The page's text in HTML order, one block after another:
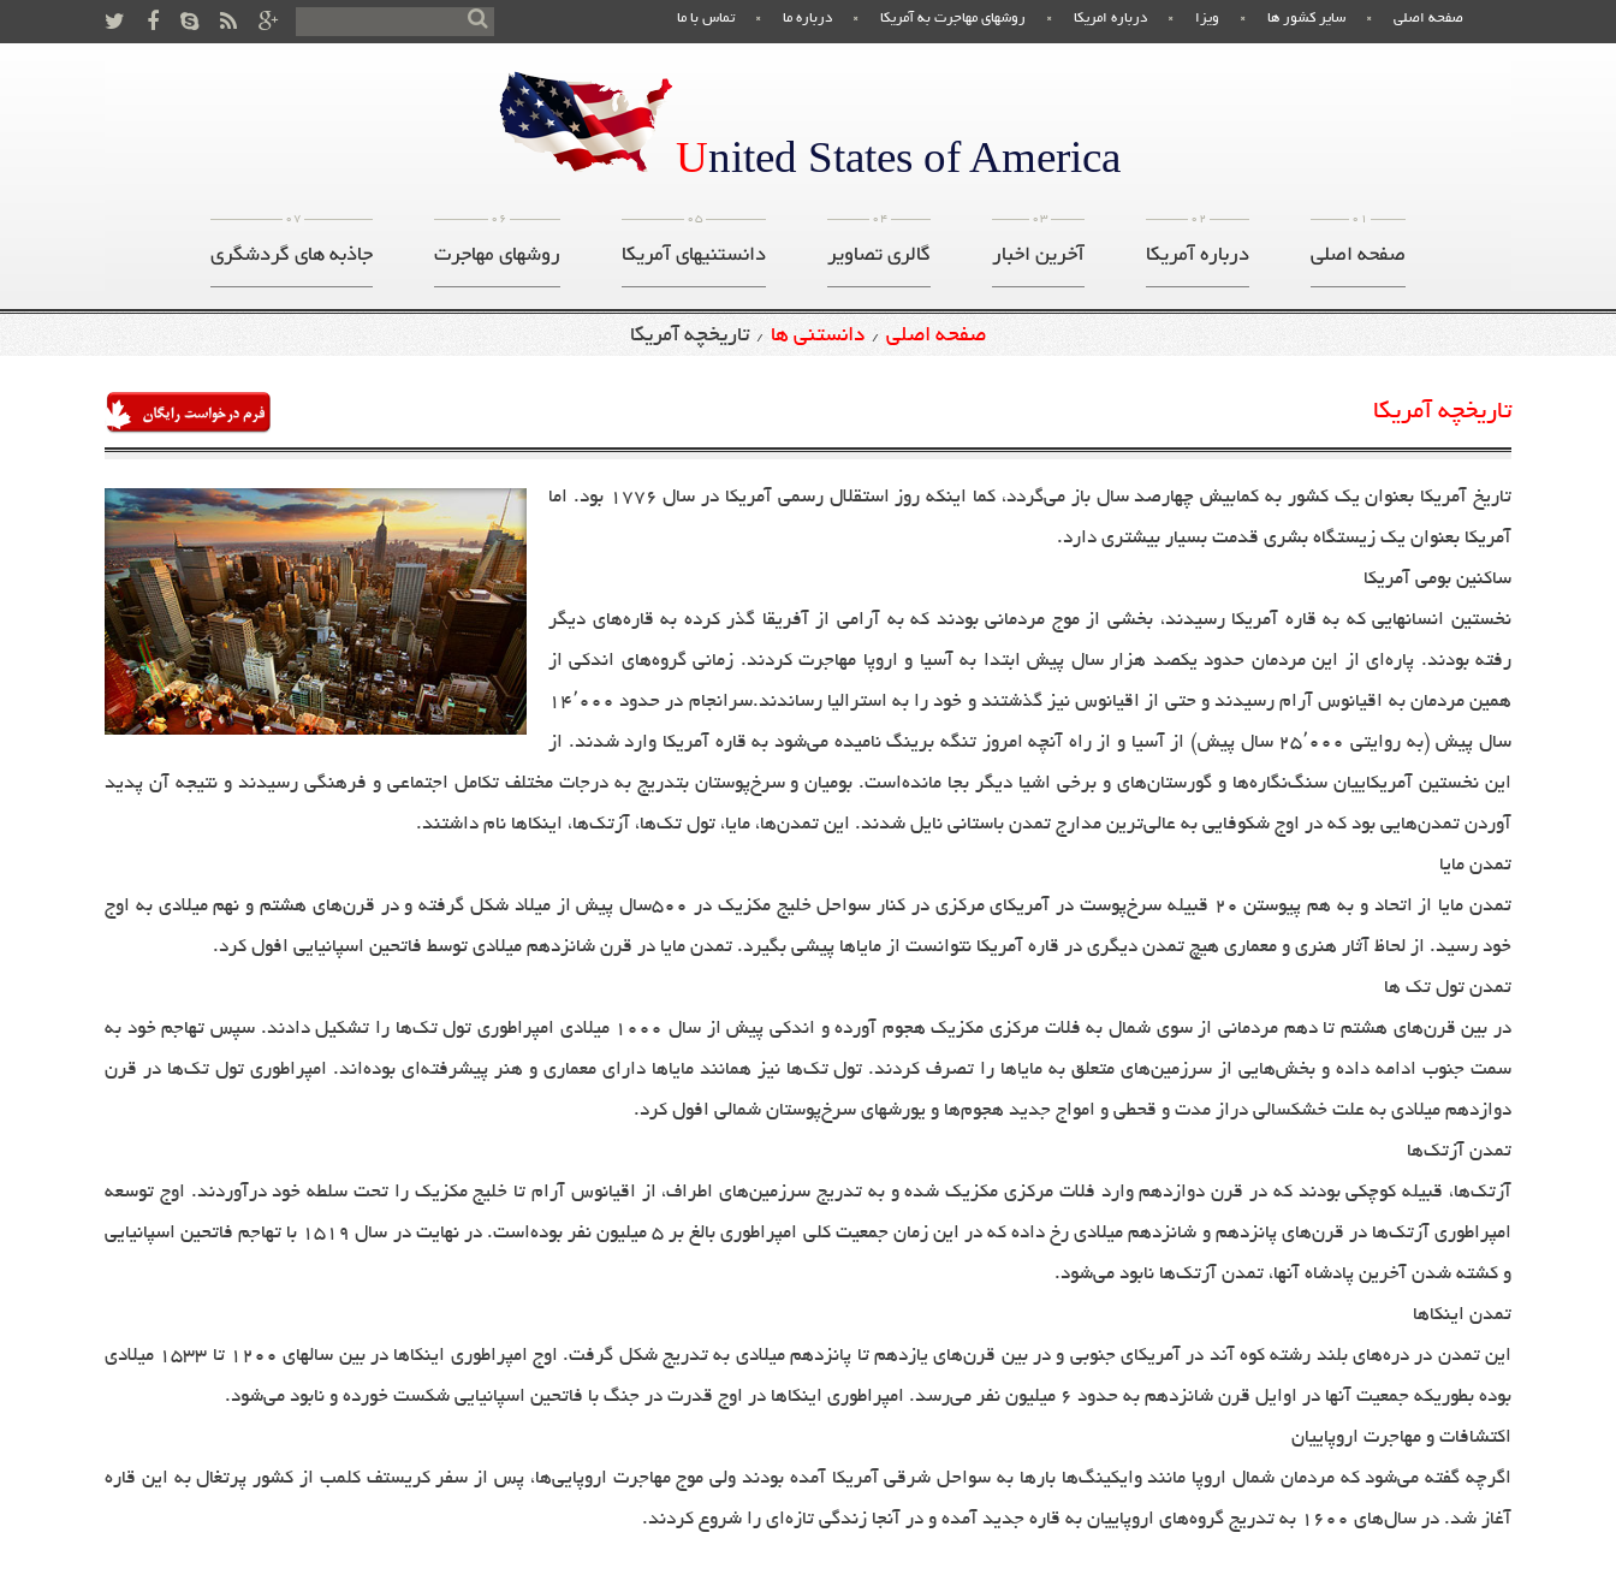
تماس با ما درباره ما روشهای مهاجرت به آمریکا درباره امریکا ویزا سایر کشور ها صفحه اصلی
United States of America
07
جاذبه های گردشگری
06
روشهای مهاجرت
05
دانستنیهای آمریکا
04
گالری تصاویر
03
آخرین اخبار
02
درباره آمریکا
01
صفحه اصلی
صفحه اصلی / دانستنی ها / تاریخچه آمریکا
تاریخچه آمریکا
تاریخ آمریکا بعنوان یک کشور به کمابیش چهارصد سال باز می‌گردد، کما اینکه روز استقلال رسمی آمریکا در سال ۱۷۷۶ بود. اما
آمریکا بعنوان یک زیستگاه بشری قدمت بسیار بیشتری دارد.
ساکنین بومی آمریکا
نخستین انسانهایی که به قاره آمریکا رسیدند، بخشی از موج مردمانی بودند که به آرامی از آفریقا گذر کرده به قاره‌های دیگر
رفته بودند. پاره‌ای از این مردمان حدود یکصد هزار سال پیش ابتدا به آسیا و اروپا مهاجرت کردند. زمانی گروه‌های اندکی از
همین مردمان به اقیانوس آرام رسیدند و حتی از اقیانوس نیز گذشتند و خود را به استرالیا رساندند.سرانجام در حدود ۱۴٬۰۰۰
سال پیش (به روایتی ۲۵٬۰۰۰ سال پیش) از آسیا و از راه آنچه امروز تنگه برینگ نامیده می‌شود به قاره آمریکا وارد شدند. از
این نخستین آمریکاییان سنگ‌نگاره‌ها و گورستان‌های و برخی اشیا دیگر بجا مانده‌است. بومیان و سرخ‌پوستان بتدریج به درجات مختلف تکامل اجتماعی و فرهنگی رسیدند و نتیجه آن پدید
آوردن تمدن‌هایی بود که در اوج شکوفایی به عالی‌ترین مدارج تمدن باستانی نایل شدند. این تمدن‌ها، مایا، تول تک‌ها، آزتک‌ها، اینکاها نام داشتند.
تمدن مایا
تمدن مایا از اتحاد و به هم پیوستن ۲۰ قبیله سرخ‌پوست در آمریکای مرکزی در کنار سواحل خلیج مکزیک در ۵۰۰سال پیش از میلاد شکل گرفته و در قرن‌های هشتم و نهم میلادی به اوج
خود رسید. از لحاظ آثار هنری و معماری هیچ تمدن دیگری در قاره آمریکا نتوانست از مایاها پیشی بگیرد. تمدن مایا در قرن شانزدهم میلادی توسط فاتحین اسپانیایی افول کرد.
تمدن تول تک ها
در بین قرن‌های هشتم تا دهم مردمانی از سوی شمال به فلات مرکزی مکزیک هجوم آورده و اندکی پیش از سال ۱۰۰۰ میلادی امپراطوری تول تک‌ها را تشکیل دادند. سپس تهاجم خود به
سمت جنوب ادامه داده و بخش‌هایی از سرزمین‌های متعلق به مایاها را تصرف کردند. تول تک‌ها نیز همانند مایاها دارای معماری و هنر پیشرفته‌ای بوده‌اند. امپراطوری تول تک‌ها در قرن
دوازدهم میلادی به علت خشکسالی دراز مدت و قحطی و امواج جدید هجوم‌ها و یورشهای سرخ‌پوستان شمالی افول کرد.
تمدن آزتک‌ها
آزتک‌ها، قبیله کوچکی بودند که در قرن دوازدهم وارد فلات مرکزی مکزیک شده و به تدریج سرزمین‌های اطراف، از اقیانوس آرام تا خلیج مکزیک را تحت سلطه خود درآوردند. اوج توسعه
امپراطوری آزتک‌ها در قرن‌های پانزدهم و شانزدهم میلادی رخ داده که در این زمان جمعیت کلی امپراطوری بالغ بر ۵ میلیون نفر بوده‌است. در نهایت در سال ۱۵۱۹ با تهاجم فاتحین اسپانیایی
و کشته شدن آخرین پادشاه آنها، تمدن آزتک‌ها نابود می‌شود.
تمدن اینکاها
این تمدن در دره‌های بلند رشته کوه آند در آمریکای جنوبی و در بین قرن‌های یازدهم تا پانزدهم میلادی به تدریج شکل گرفت. اوج امپراطوری اینکاها در بین سالهای ۱۲۰۰ تا ۱۵۳۳ میلادی
بوده بطوریکه جمعیت آنها در اوایل قرن شانزدهم به حدود ۶ میلیون نفر می‌رسد. امپراطوری اینکاها در اوج قدرت در جنگ با فاتحین اسپانیایی شکست خورده و نابود می‌شود.
اکتشافات و مهاجرت اروپاییان
اگرچه گفته می‌شود که مردمان شمال اروپا مانند وایکینگ‌ها بارها به سواحل شرقی آمریکا آمده بودند ولی موج مهاجرت اروپایی‌ها، پس از سفر کریستف کلمب از کشور پرتغال به این قاره
آغاز شد. در سال‌های ۱۶۰۰ به تدریج گروه‌های اروپاییان به قاره جدید آمده و در آنجا زندگی تازه‌ای را شروع کردند.